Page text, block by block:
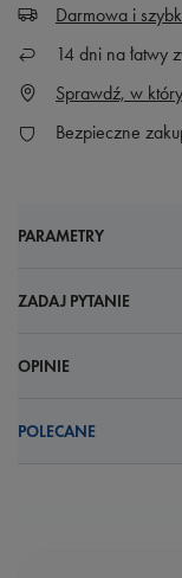
Darmowa i
14 dni na łatwy
Sprawdź, w
Bezpieczne
PARAMETRY
ZADAJ PYTANIE
OPINIE
POLECANE